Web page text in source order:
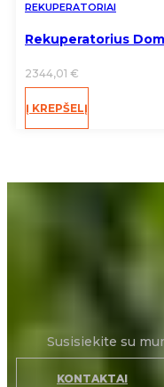
REKUPERATORIAI
Rekuperatorius
2344,01 €
Į KREPŠELĮ
Susisiekite su
KONTAKTAI